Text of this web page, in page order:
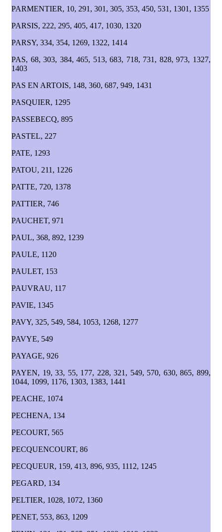
PARMENTIER, 10, 291, 301, 305, 353, 450, 531, 1301, 1355
PARSIS, 222, 295, 405, 417, 1030, 1320
PARSY, 334, 354, 1269, 1322, 1414
PAS, 68, 303, 384, 465, 513, 683, 718, 731, 828, 973, 1327,
1403
PAS EN ARTOIS, 148, 360, 687, 949, 1431
PASQUIER, 1295
PASSEBECQ, 895
PASTEL, 227
PATE, 1293
PATOU, 211, 1226
PATTE, 720, 1378
PATTIER, 746
PAUCHET, 971
PAUL, 368, 892, 1239
PAULE, 1120
PAULET, 153
PAUVRAU, 117
PAVIE, 1345
PAVY, 325, 549, 584, 1053, 1268, 1277
PAVYE, 549
PAYAGE, 926
PAYEN, 19, 33, 55, 177, 228, 321, 549, 570, 630, 865, 899,
1044, 1099, 1176, 1303, 1383, 1441
PEACHE, 1074
PECHENA, 134
PECOURT, 565
PECQUENCOURT, 86
PECQUEUR, 159, 413, 896, 935, 1112, 1245
PEGARD, 134
PELTIER, 1028, 1072, 1360
PENET, 553, 863, 1209